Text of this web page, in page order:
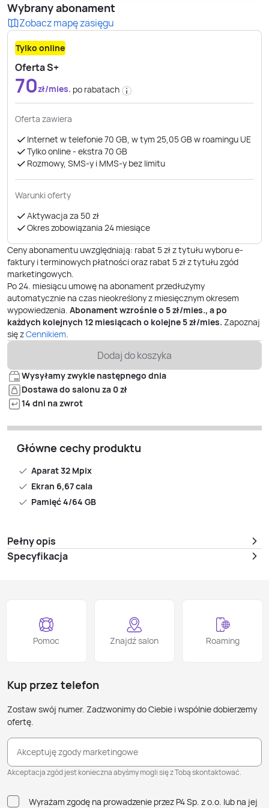
Wybrany abonament
Zobacz mapę zasięgu
Tylko online
Oferta S+
70zł/mies. po rabatach
Oferta zawiera
Internet w telefonie 70 GB, w tym 25,05 GB w roamingu UE
Tylko online - ekstra 70 GB
Rozmowy, SMS-y i MMS-y bez limitu
Warunki oferty
Aktywacja za 50 zł
Okres zobowiązania 24 miesiące
Ceny abonamentu uwzględniają: rabat 5 zł z tytułu wyboru e-
faktury i terminowych płatności oraz rabat 5 zł z tytułu zgód
marketingowych.
Po24. miesiącu umowę na abonament przedłużymy
automatycznie na czas nieokreślony z miesięcznym okresem
wypowiedzenia. Abonament wzrośnie o 5zł/mies., a po
każdych kolejnych 12 miesiącach o kolejne5zł/mies. Zapoznaj
się zCennikiem.
Dodaj do koszyka
Wysyłamy zwykle następnego dnia
Dostawa do salonu za 0 zł
14 dni na zwrot
Główne cechy produktu
Aparat 32 Mpix
Ekran 6,67 cala
Pamięć 4/64 GB
Pełny opis
Specyfikacja
Pomoc Znajdź salon Roaming
Kup przez telefon
Zostaw swój numer. Zadzwonimy do Ciebie i wspólnie dobierzemy
ofertę.
Akceptuję zgody marketingowe
Akceptacja zgód jest konieczna abyśmy mogli się z Tobą skontaktować.
Wyrażam zgodę na prowadzenie przez P4 Sp. z o.o. lub na jej